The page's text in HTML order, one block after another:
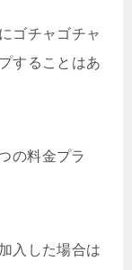
ゴチャゴチャ
することはあ
の料金プラ
入した場合は